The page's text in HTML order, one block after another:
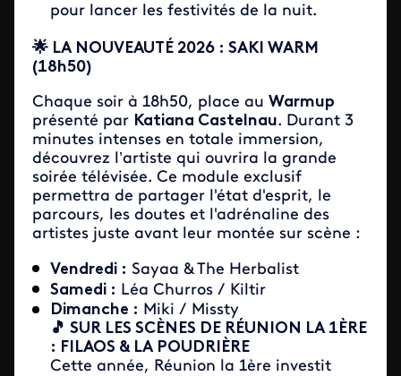
pour lancer les festivités de la nuit.
🌟 LA NOUVEAUTÉ 2026 : SAKI WARM
(18h50)
Chaque soir à 18h50, place au Warmup
présenté par Katiana Castelnau. Durant 3
minutes intenses en totale immersion,
découvrez l’artiste qui ouvrira la grande
soirée télévisée. Ce module exclusif
permettra de partager l'état d'esprit, le
parcours, les doutes et l'adrénaline des
artistes juste avant leur montée sur scène :
Vendredi : Sayaa & The Herbalist
Samedi : Léa Churros / Kiltir
Dimanche : Miki / Missty
🎵 SUR LES SCÈNES DE RÉUNION LA 1ÈRE
: FILAOS & LA POUDRIÈRE
Cette année, Réunion la 1ère investit